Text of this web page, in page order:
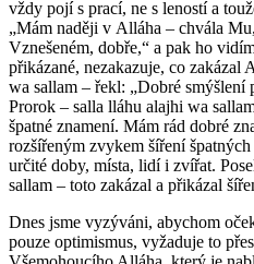
vždy pojí s prací, ne s leností a
„Mám naději v Alláha – chvála
Vznešeném, dobře,“ a pak ho
přikázané, nezakazuje, co zakázal
wa sallam – řekl: „Dobré smýšlení
Prorok – salla lláhu alajhi wa
špatné znamení. Mám rád dobré
rozšířeným zvykem šíření
určité doby, místa, lidí i zvířat.
sallam – toto zakázal a přikázal
Dnes jsme vyzýváni, abychom
pouze optimismus, vyžaduje to